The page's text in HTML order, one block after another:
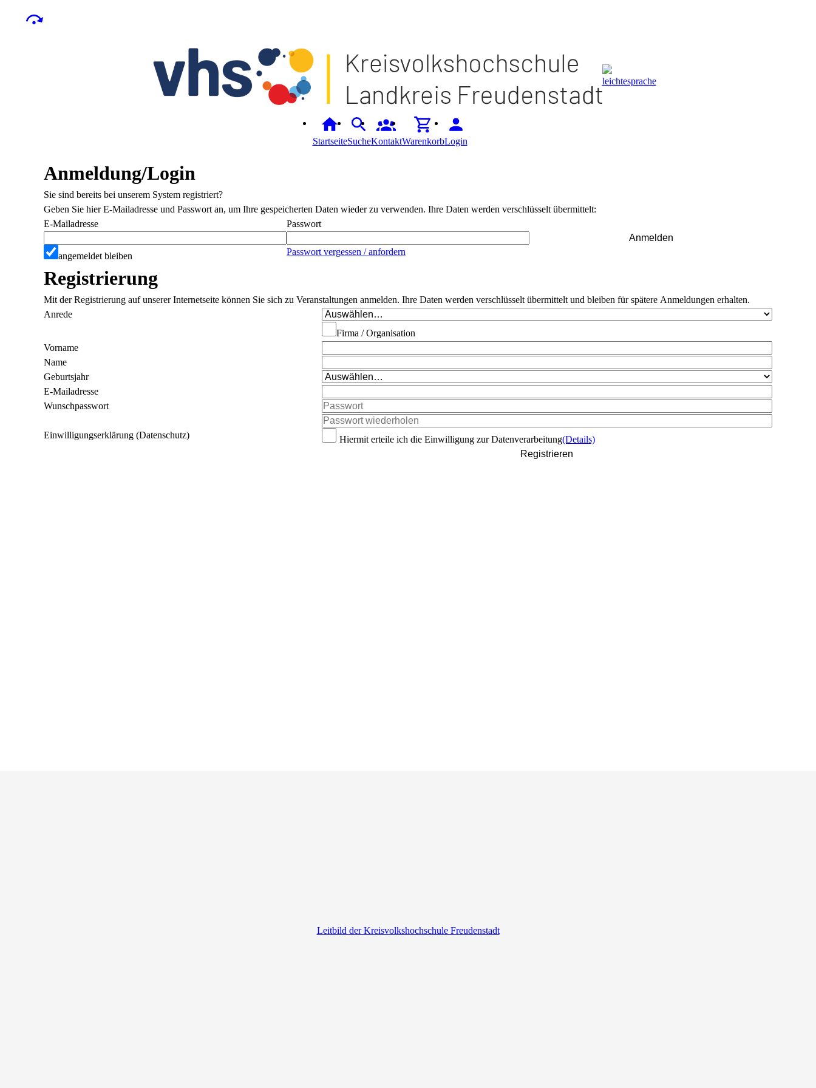
StartseiteSucheKontaktWarenkorbLogin
Anmeldung/Login
Sie sind bereits bei unserem System registriert?
Geben Sie hier E-Mailadresse und Passwort an, um Ihre gespeicherten Daten wieder zu verwenden. Ihre Daten werden verschlüsselt übermittelt:
E-Mailadresse
Passwort
Anmelden
angemeldet bleiben
Passwort vergessen / anfordern
Registrierung
Mit der Registrierung auf unserer Internetseite können Sie sich zu Veranstaltungen anmelden. Ihre Daten werden verschlüsselt übermittelt und bleiben für spätere Anmeldungen erhalten.
Anrede
Firma / Organisation
Vorname
Name
Geburtsjahr
E-Mailadresse
Wunschpasswort
Einwilligungserklärung (Datenschutz) Hiermit erteile ich die Einwilligung zur Datenverarbeitung(Details)
Registrieren
Leitbild der Kreisvolkshochschule Freudenstadt